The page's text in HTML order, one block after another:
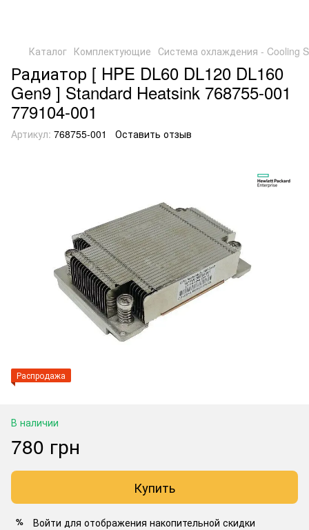
Каталог Комплектующие Система охлаждения - Cooling
Радиатор [ HPE DL60 DL120 DL160
Gen9 ] Standard Heatsink 768755-001
779104-001
Артикул: 768755-001 Оставить отзыв
Распродажа
В наличии
780 грн
Купить
% Войти для отображения накопительной скидки